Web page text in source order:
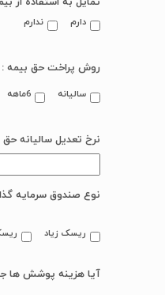
دارم ندارم
روش پراخت حق بیمه :
سالیانه 6ماهه
نرخ تعدیل سالیانه حق بیمه
نوع صندوق سرمایه
ریسک زیاد
آیا هزینه پوشش ها